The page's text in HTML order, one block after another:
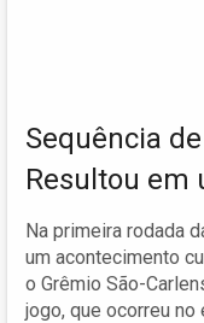
Sequência
Resultou em
Na primeira rodada
um acontecimento
o Grêmio São-
jogo, que ocorreu